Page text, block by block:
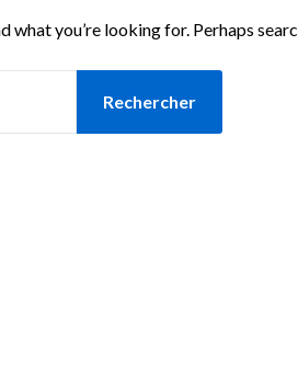
what you’re looking for. Perhaps